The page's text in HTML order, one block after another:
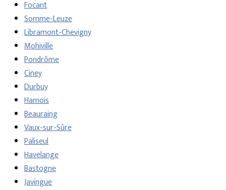
Focant
Somme-Leuze
Libramont-Chevigny
Mohiville
Pondrôme
Ciney
Durbuy
Hamois
Beauraing
Vaux-sur-Sûre
Paliseul
Havelange
Bastogne
Javingue